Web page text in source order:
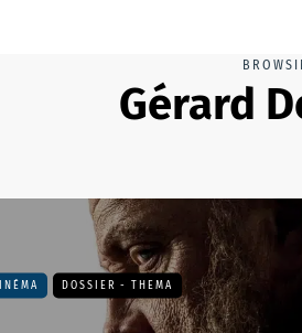
Gérard
DOSSIER - THEMA